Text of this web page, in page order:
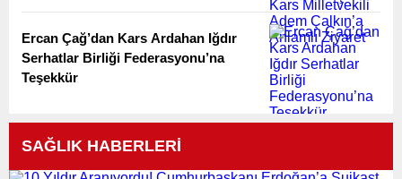
Ercan Çağ’dan Kars Ardahan Iğdır
Serhatlar Birliği Federasyonu’na
Teşekkür
SAĞLIK HABERLERİ